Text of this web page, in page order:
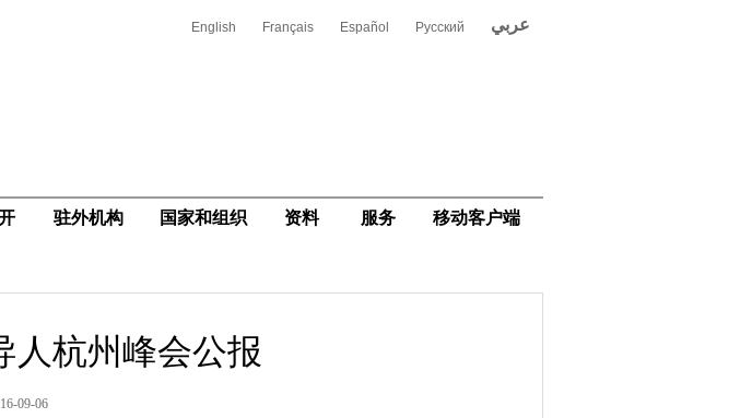
English Français Español Русский عربي
驻外机构 国家和组织 资料 服务 移动客户端
人杭州峰会公报
09-06